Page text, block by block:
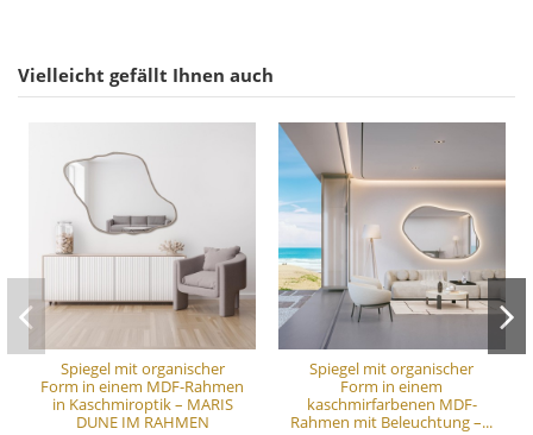
Vielleicht gefällt Ihnen auch
Spiegel mit organischer
Form in einem MDF-Rahmen
in Kaschmiroptik – MARIS
DUNE IM RAHMEN
Spiegel mit organischer
Form in einem
kaschmirfarbenen MDF-
Rahmen mit Beleuchtung –...